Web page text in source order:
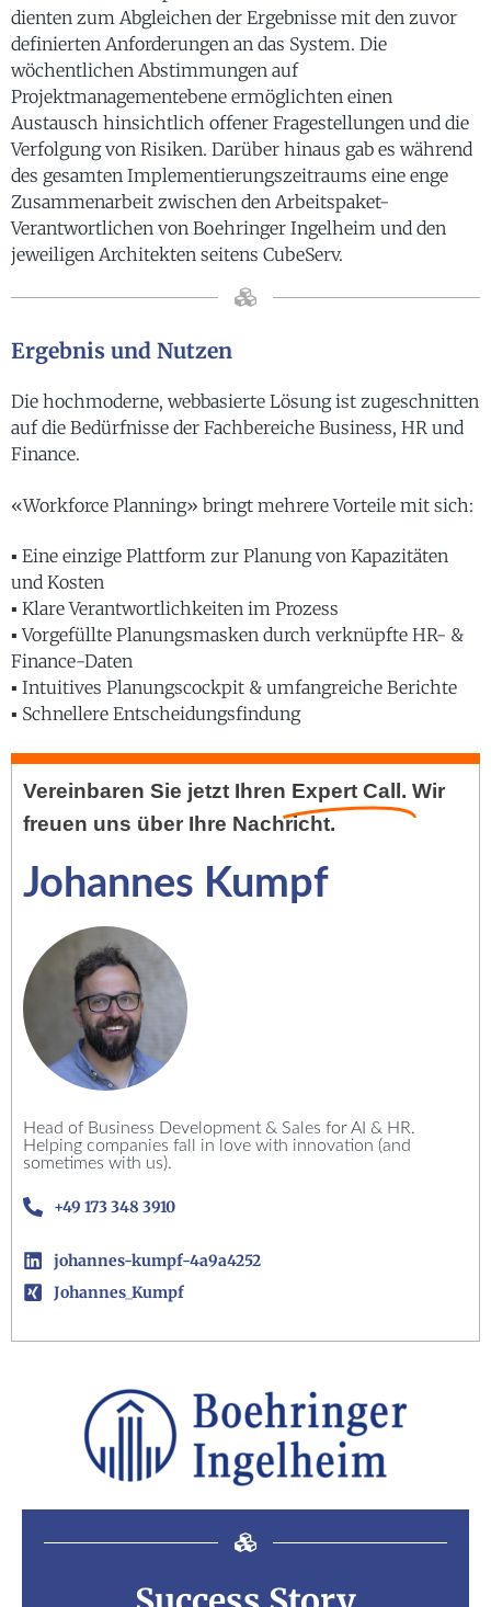
dienten zum Abgleichen der Ergebnisse mit den zuvor
definierten Anforderungen an das System. Die
wöchentlichen Abstimmungen auf
Projektmanagementebene ermöglichten einen
Austausch hinsichtlich offener Fragestellungen und die
Verfolgung von Risiken. Darüber hinaus gab es während
des gesamten Implementierungszeitraums eine enge
Zusammenarbeit zwischen den Arbeitspaket-
Verantwortlichen von Boehringer Ingelheim und den
jeweiligen Architekten seitens CubeServ.
Ergebnis und Nutzen
Die hochmoderne, webbasierte Lösung ist zugeschnitten
auf die Bedürfnisse der Fachbereiche Business, HR und
Finance.
«Workforce Planning» bringt mehrere Vorteile mit sich:
▪ Eine einzige Plattform zur Planung von Kapazitäten
und Kosten
▪ Klare Verantwortlichkeiten im Prozess
▪ Vorgefüllte Planungsmasken durch verknüpfte HR- &
Finance-Daten
▪ Intuitives Planungscockpit & umfangreiche Berichte
▪ Schnellere Entscheidungsfindung
Vereinbaren Sie jetzt Ihren Expert Call. Wir
freuen uns über Ihre Nachricht.
Johannes Kumpf
Head of Business Development & Sales for AI & HR.
Helping companies fall in love with innovation (and
sometimes with us).
+49 173 348 3910
johannes-kumpf-4a9a4252
Johannes_Kumpf